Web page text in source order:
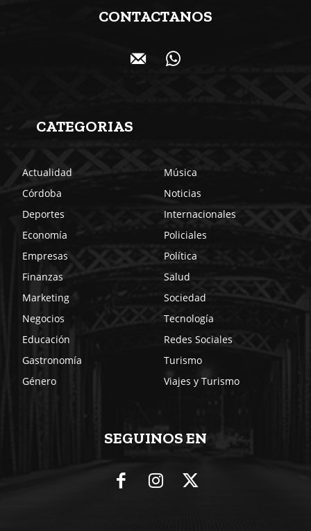
CONTACTANOS
CATEGORIAS
Actualidad
Córdoba
Deportes
Economía
Empresas
Finanzas
Marketing
Negocios
Educación
Gastronomía
Género
Música
Noticias
Internacionales
Policiales
Política
Salud
Sociedad
Tecnología
Redes Sociales
Turismo
Viajes y Turismo
SEGUINOS EN